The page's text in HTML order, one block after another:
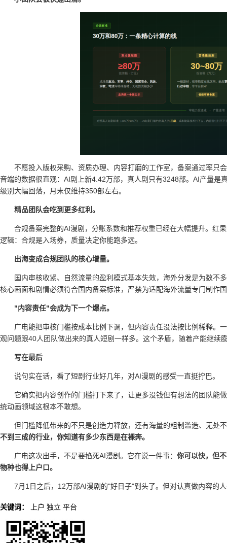
不愿投入版权采购、资质办理、内容打磨的工作室，备案通过率只
音端的数据很直观：AI剧上新4.42万部，真人剧只有3248部。AI产量是
级别大幅回落，月末仅维持350部左右。
精品团队会吃到更多红利。
合规备案完整的AI漫剧，分账系数和推荐权重已经在大幅提升。红
逻辑：合规是入场券，质量决定你能跑多远。
出海变成合规团队的核心增量。
国内审核收紧、自然流量的盈利模式基本失效，海外分发是为数不
核心画面和剧情必须符合国内备案标准，严禁为适配海外流量专门制作
"内容责任"会成为下一个爆点。
广电能把审核门槛按成本比例下调，但内容责任没法按比例稀释。
观问题跟40人团队做出来的真人短剧一样多。这个矛盾，随着产能继续
写在最后
说句实在话，看了短剧行业好几年，对AI漫剧的感受一直挺拧巴。
它确实把内容创作的门槛打下来了，让更多没钱但有想法的团队能
统动画领域这根本不敢想。
但门槛降低带来的不只是创造力释放，还有海量的粗制滥造、无处
不到三成的行业，你知道有多少东西是在裸奔。
广电这次出手，不是要掐死AI漫剧。它在说一件事： 你可以快，但
物种也得上户口。
7月1日之后，12万部AI漫剧的"好日子"到头了。但对认真做内容的
关键词： 上户 独立 平台